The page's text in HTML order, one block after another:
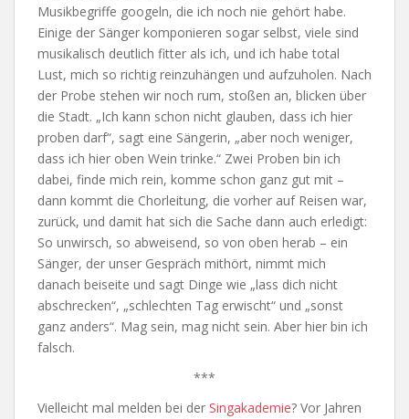
Musikbegriffe googeln, die ich noch nie gehört habe.
Einige der Sänger komponieren sogar selbst, viele sind
musikalisch deutlich fitter als ich, und ich habe total
Lust, mich so richtig reinzuhängen und aufzuholen. Nach
der Probe stehen wir noch rum, stoßen an, blicken über
die Stadt. „Ich kann schon nicht glauben, dass ich hier
proben darf“, sagt eine Sängerin, „aber noch weniger,
dass ich hier oben Wein trinke.“ Zwei Proben bin ich
dabei, finde mich rein, komme schon ganz gut mit –
dann kommt die Chorleitung, die vorher auf Reisen war,
zurück, und damit hat sich die Sache dann auch erledigt:
So unwirsch, so abweisend, so von oben herab – ein
Sänger, der unser Gespräch mithört, nimmt mich
danach beiseite und sagt Dinge wie „lass dich nicht
abschrecken“, „schlechten Tag erwischt“ und „sonst
ganz anders“. Mag sein, mag nicht sein. Aber hier bin ich
falsch.
***
Vielleicht mal melden bei der Singakademie? Vor Jahren